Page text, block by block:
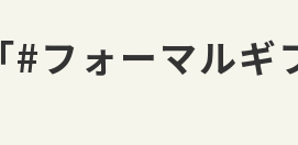
「#フォーマル